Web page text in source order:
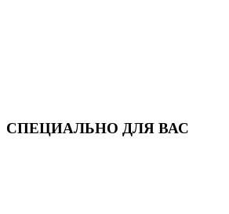
СПЕЦИАЛЬНО ДЛЯ ВАС